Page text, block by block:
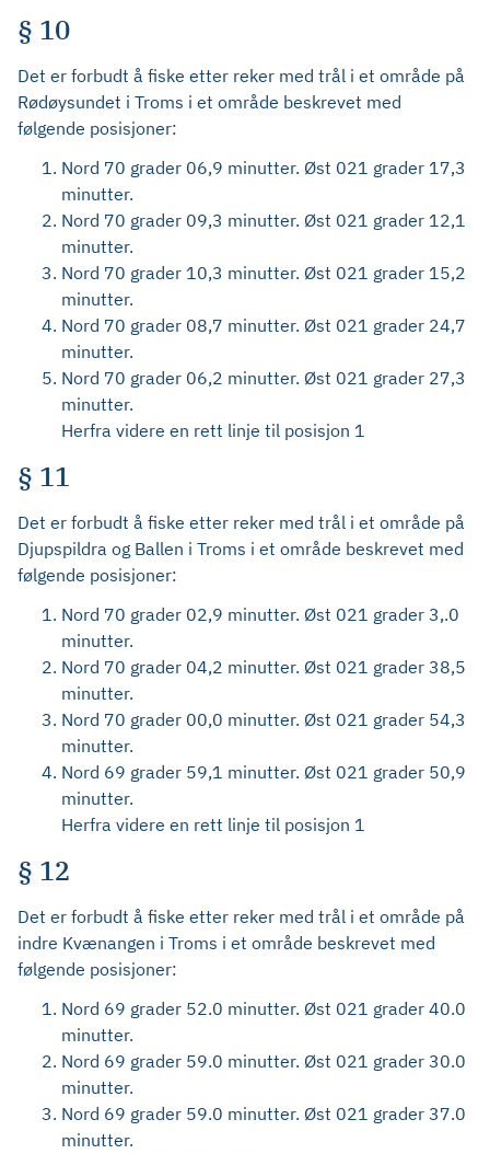
§ 10
Det er forbudt å fiske etter reker med trål i et område på
Rødøysundet i Troms i et område beskrevet med
følgende posisjoner:
Nord 70 grader 06,9 minutter. Øst 021 grader 17,3
minutter.
Nord 70 grader 09,3 minutter. Øst 021 grader 12,1
minutter.
Nord 70 grader 10,3 minutter. Øst 021 grader 15,2
minutter.
Nord 70 grader 08,7 minutter. Øst 021 grader 24,7
minutter.
Nord 70 grader 06,2 minutter. Øst 021 grader 27,3
minutter.
Herfra videre en rett linje til posisjon 1
§ 11
Det er forbudt å fiske etter reker med trål i et område på
Djupspildra og Ballen i Troms i et område beskrevet med
følgende posisjoner:
Nord 70 grader 02,9 minutter. Øst 021 grader 3,.0
minutter.
Nord 70 grader 04,2 minutter. Øst 021 grader 38,5
minutter.
Nord 70 grader 00,0 minutter. Øst 021 grader 54,3
minutter.
Nord 69 grader 59,1 minutter. Øst 021 grader 50,9
minutter.
Herfra videre en rett linje til posisjon 1
§ 12
Det er forbudt å fiske etter reker med trål i et område på
indre Kvænangen i Troms i et område beskrevet med
følgende posisjoner:
Nord 69 grader 52.0 minutter. Øst 021 grader 40.0
minutter.
Nord 69 grader 59.0 minutter. Øst 021 grader 30.0
minutter.
Nord 69 grader 59.0 minutter. Øst 021 grader 37.0
minutter.